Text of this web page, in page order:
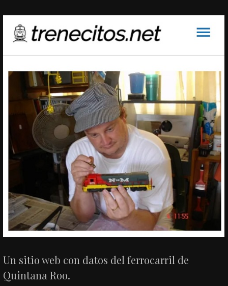
Un sitio web con datos del ferrocarril de
Quintana Roo.